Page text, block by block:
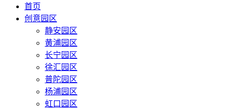
首页
创意园区
静安园区
黄浦园区
长宁园区
徐汇园区
普陀园区
杨浦园区
虹口园区